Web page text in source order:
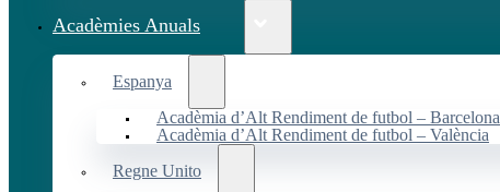
Acadèmies Anuals
Espanya
Acadèmia d’Alt Rendiment de futbol – Barcelona
Acadèmia d’Alt Rendiment de futbol – València
Regne Unito